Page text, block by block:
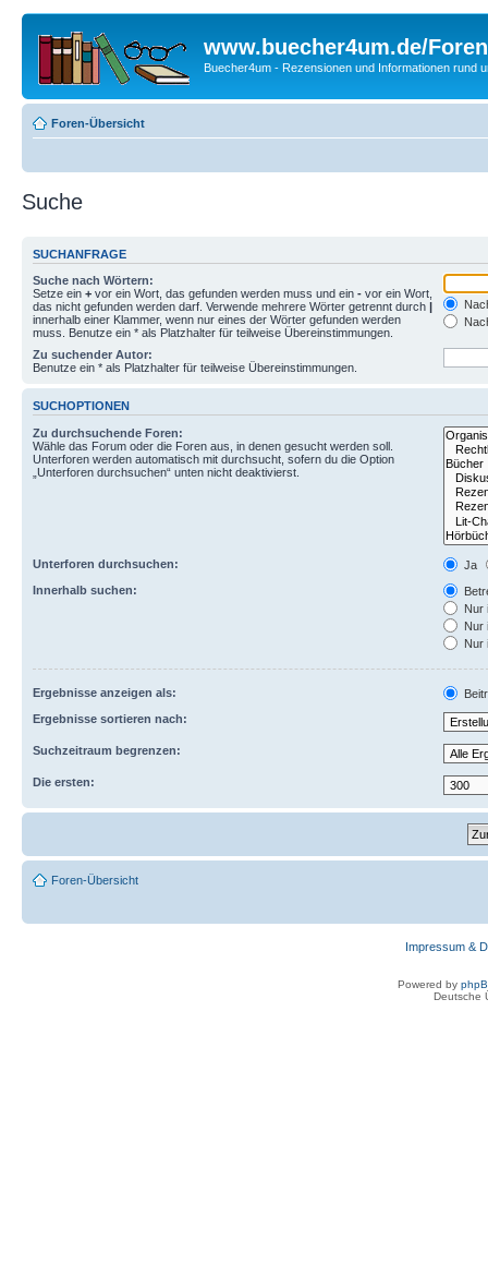
www.buecher4um.de/Foren
Buecher4um - Rezensionen und Informationen rund
Foren-Übersicht
Suche
SUCHANFRAGE
Suche nach Wörtern:
Setze ein + vor ein Wort, das gefunden werden muss und ein - vor ein Wort,
das nicht gefunden werden darf. Verwende mehrere Wörter getrennt durch |
innerhalb einer Klammer, wenn nur eines der Wörter gefunden werden
muss. Benutze ein * als Platzhalter für teilweise Übereinstimmungen.
Zu suchender Autor:
Benutze ein * als Platzhalter für teilweise Übereinstimmungen.
SUCHOPTIONEN
Zu durchsuchende Foren:
Wähle das Forum oder die Foren aus, in denen gesucht werden soll.
Unterforen werden automatisch mit durchsucht, sofern du die Option
„Unterforen durchsuchen“ unten nicht deaktivierst.
Unterforen durchsuchen:
Ja
Innerhalb suchen:
Nur
Nur
Nur
Ergebnisse anzeigen als:
Ergebnisse sortieren nach:
Suchzeitraum begrenzen:
Die ersten:
Foren-Übersicht
Impressum &
Powered by
Deutsche